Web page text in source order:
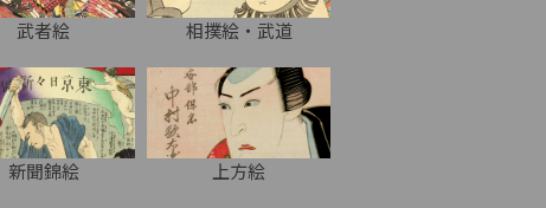
武者絵 相撲絵・武道
新聞錦絵 上方絵